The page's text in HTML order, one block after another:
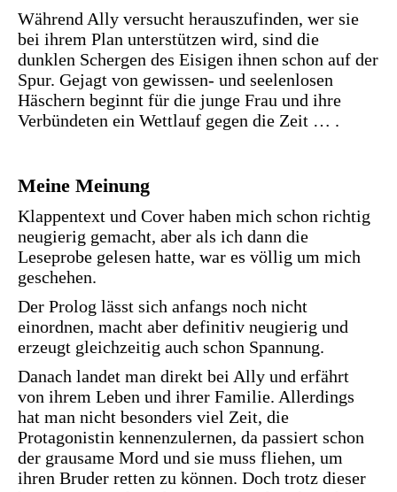
Während Ally versucht herauszufinden, wer sie
bei ihrem Plan unterstützen wird, sind die
dunklen Schergen des Eisigen ihnen schon auf der
Spur. Gejagt von gewissen- und seelenlosen
Häschern beginnt für die junge Frau und ihre
Verbündeten ein Wettlauf gegen die Zeit … .
Meine Meinung
Klappentext und Cover haben mich schon richtig
neugierig gemacht, aber als ich dann die
Leseprobe gelesen hatte, war es völlig um mich
geschehen.
Der Prolog lässt sich anfangs noch nicht
einordnen, macht aber definitiv neugierig und
erzeugt gleichzeitig auch schon Spannung.
Danach landet man direkt bei Ally und erfährt
von ihrem Leben und ihrer Familie. Allerdings
hat man nicht besonders viel Zeit, die
Protagonistin kennenzulernen, da passiert schon
der grausame Mord und sie muss fliehen, um
ihren Bruder retten zu können. Doch trotz dieser